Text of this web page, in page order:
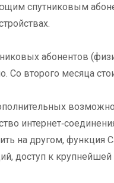
спутниковым
абонентов
Со второго месяца
на другом, функция
доступ к